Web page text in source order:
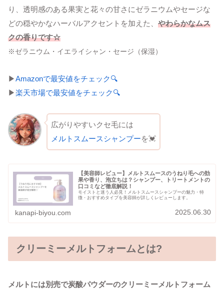
り、透明感のある果実と花々の甘さにゼラニウムやセージな
どの穏やかなハーバルアクセントを加えた、 やわらかなムス
クの香りです☆
※ゼラニウム・イエライシャン・セージ（保湿）
▶Amazonで最安値をチェック🔍
▶楽天市場で最安値をチェック🔍
広がりやすいクセ毛には
メルトスムースシャンプーを💓
【美容師レビュー】メルトスムースのうねり毛への効
果や香り、泡立ちは？シャンプー、トリートメントの
口コミなど徹底解説！
モイストと迷う人必見！メルトスムースシャンプーの魅力・特
徴・おすすめタイプを美容師が詳しくレビューします。
kanapi-biyou.com 2025.06.30
クリーミーメルトフォームとは?
メルトには別売で炭酸パウダーのクリーミーメルトフォーム